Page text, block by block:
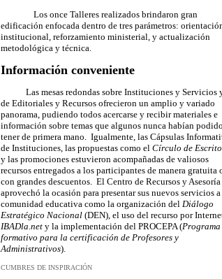
Los once Talleres realizados brindaron gran
edificación enfocada dentro de tres parámetros:
institucional, reforzamiento ministerial, y actualización
metodológica y técnica.
Información conveniente
Las mesas redondas sobre Instituciones y Servicios
de Editoriales y Recursos ofrecieron un amplio y variado
panorama, pudiendo todos acercarse y recibir materiales e
información sobre temas que algunos nunca habían podido
tener de primera mano. Igualmente, las Cápsulas
de Instituciones, las propuestas como el Círculo de
y las promociones estuvieron acompañadas de valiosos
recursos entregados a los participantes de manera gratuita
con grandes descuentos. El Centro de Recursos y Asesoría
aprovechó la ocasión para presentar sus nuevos servicios a
comunidad educativa como la organización del Diálogo
Estratégico Nacional (DEN), el uso del recurso por
IBADla.net y la implementación del PROCEPA (Programa
formativo para la certificación de Profesores y
Administrativos).
CUMBRES DE INSPIRACIÓN